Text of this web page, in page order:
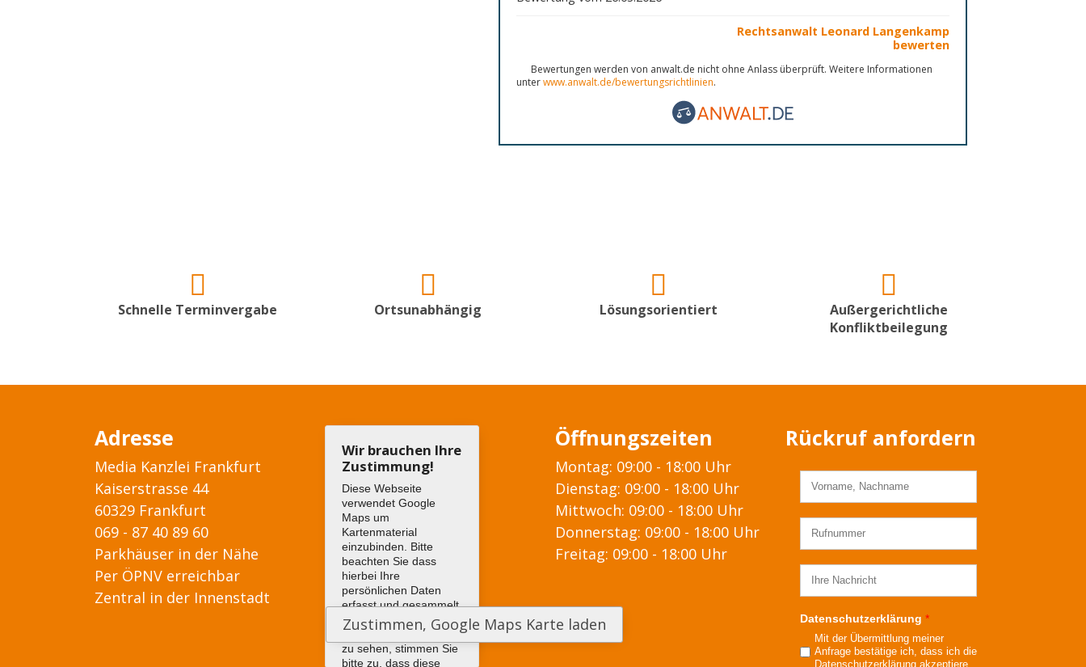
Rechtsanwalt Leonard Langenkamp
bewerten
Bewertungen werden von anwalt.de nicht ohne Anlass überprüft. Weitere Informationen
unterwww.anwalt.de/bewertungsrichtlinien.
Schnelle Terminvergabe Ortsunabhängig Lösungsorientiert
Außergerichtliche
Konfliktbeilegung
Adresse
Media Kanzlei Frankfurt
Kaiserstrasse 44
60329 Frankfurt
069 - 87 40 89 60
Parkhäuser in der Nähe
Per ÖPNV erreichbar
Zentral in der Innenstadt
Wir brauchen Ihre
Zustimmung!
Diese Webseite
verwendet Google
Maps um
Kartenmaterial
einzubinden. Bitte
beachten Sie dass
hierbei Ihre
persönlichen Daten
erfasst und gesammelt
werden können. Um
die Google Maps Karte
zu sehen, stimmen Sie
bitte zu, dass diese
Öffnungszeiten
Montag: 09:00 - 18:00 Uhr
Dienstag: 09:00 - 18:00 Uhr
Mittwoch: 09:00 - 18:00 Uhr
Donnerstag: 09:00 - 18:00 Uhr
Freitag: 09:00 - 18:00 Uhr
Rückruf anfordern
Datenschutzerklärung *
Mit der Übermittlung meiner
Anfrage bestätige ich, dass ich die
Datenschutzerklärung akzeptiere.